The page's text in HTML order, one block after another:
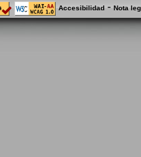
Accesibilidad - Nota